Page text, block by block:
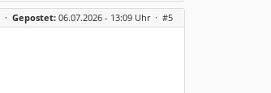
· Gepostet: 06.07.2026 - 13:09 Uhr · #5